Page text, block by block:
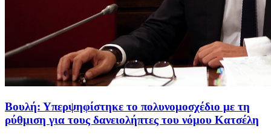
Βουλή: Υπερψηφίστηκε το πολυνομοσχέδιο με τη
ρύθμιση για τους δανειολήπτες του νόμου Κατσέλη